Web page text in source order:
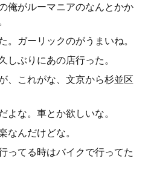
俺がルーマニアのなんとかか
。ガーリックのがうまいね。
しぶりにあの店行った。
、これがな、文京から杉並区
よな。車とか欲しいな。
なんだけどな。
ってる時はバイクで行ってた